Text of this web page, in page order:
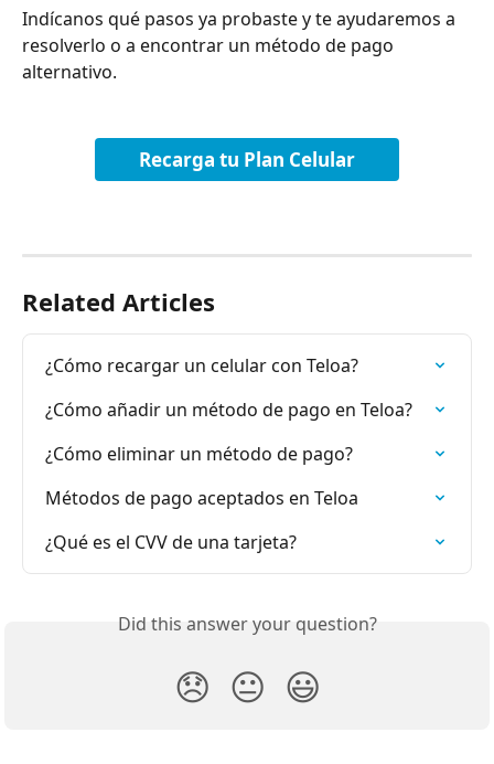
Indícanos qué pasos ya probaste y te ayudaremos a
resolverlo o a encontrar un método de pago
alternativo.
Recarga tu Plan Celular
Related Articles
¿Cómo recargar un celular con Teloa?
¿Cómo añadir un método de pago en Teloa?
¿Cómo eliminar un método de pago?
Métodos de pago aceptados en Teloa
¿Qué es el CVV de una tarjeta?
Did this answer your question?
😞 😐 😃